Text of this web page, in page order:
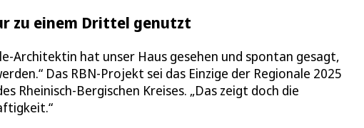
zu einem Drittel genutzt
Architektin hat unser Haus gesehen und spontan gesagt,
Das RBN-Projekt sei das Einzige der Regionale 2025
Rheinisch-Bergischen Kreises. „Das zeigt doch die